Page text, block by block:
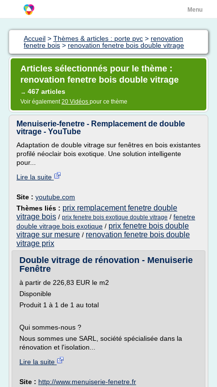
Menu
Accueil > Thèmes & articles : porte pvc > renovation
fenetre bois > renovation fenetre bois double vitrage
Articles sélectionnés pour le thème :
renovation fenetre bois double vitrage
→ 467 articles
Voir également20 Vidéos pour ce thème
Menuiserie-fenetre - Remplacement de double
vitrage - YouTube
Adaptation de double vitrage sur fenêtres en bois existantes
profilé néoclair bois exotique. Une solution intelligente
pour...
Lire la suite
Site : youtube.com
Thèmes liés : prix remplacement fenetre double
vitrage bois / prix fenetre bois exotique double vitrage / fenetre
double vitrage bois exotique / prix fenetre bois double
vitrage sur mesure / renovation fenetre bois double
vitrage prix
Double vitrage de rénovation - Menuiserie
Fenêtre
à partir de 226,83 EUR le m2
Disponible
Produit 1 à 1 de 1 au total
Qui sommes-nous ?
Nous sommes une SARL, société spécialisée dans la
rénovation et l'isolation...
Lire la suite
Site : http://www.menuiserie-fenetre.fr